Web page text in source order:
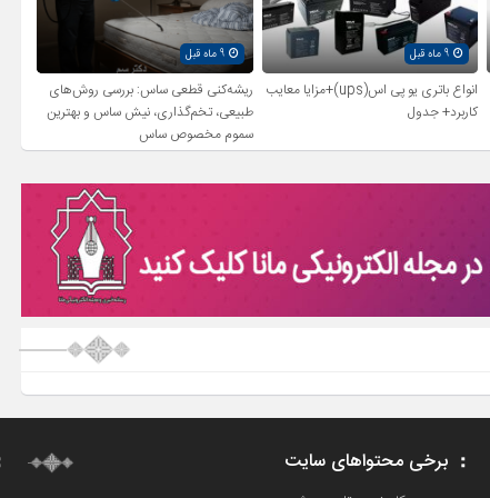
انواع باتری یو پی اس(ups)+مزایا معایب
کاربرد+ جدول
ریشه‌کنی قطعی ساس: بررسی روش‌های
طبیعی، تخم‌گذاری، نیش ساس و بهترین
سموم مخصوص ساس
برخی محتواهای سایت